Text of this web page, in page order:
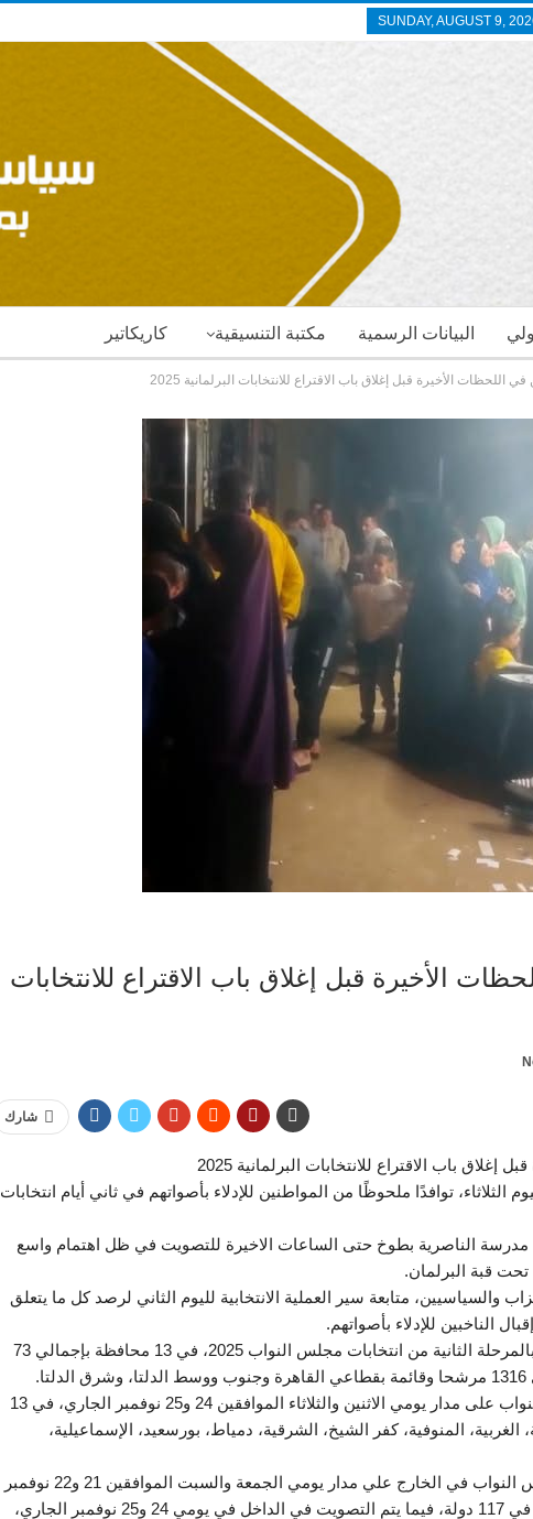
SUNDAY, AUGUST 9,
كاريكاتير مكتبة التنسيقية البيانات الرسمية
اللحظات الأخيرة قبل إغلاق باب الاقتراع للانتخابات البرلمانية 2025
الأخيرة قبل إغلاق باب الاقتراع للانتخابات
شارك
باب الاقتراع للانتخابات البرلمانية 2025
الثلاثاء، توافدًا ملحوظًا من المواطنين للإدلاء بأصواتهم في ثاني أيام انتخابات
مدرسة الناصرية بطوخ حتى الساعات الاخيرة للتصويت في ظل اهتمام واسع
تحت قبة البرلمان.
والسياسيين، متابعة سير العملية الانتخابية لليوم الثاني لرصد كل ما يتعلق
الناخبين للإدلاء بأصواتهم.
ويشارك المصريون بالداخل فى التصويت بالمرحلة الثانية من انتخابات مجلس النواب 2025، في 13 محافظة بإجمالي 73
وتجرى المرحلة الثانية لانتخابات مجلس النواب على مدار يومي الاثنين والثلاثاء الموافقين 24 و25 نوفمبر الجاري، في 13
الغربية، المنوفية، كفر الشيخ، الشرقية، دمياط، بورسعيد، الإسماعيلية،
وأجريت المرحلة الثانية من انتخابات مجلس النواب في الخارج علي مدار يومي الجمعة والسبت الموافقين 21 و22 نوفمبر
الجاري داخل 139 سفارة وقنصلية مصرية في 117 دولة، فيما يتم التصويت في الداخل في يومي 24 و25 نوفمبر الجاري،